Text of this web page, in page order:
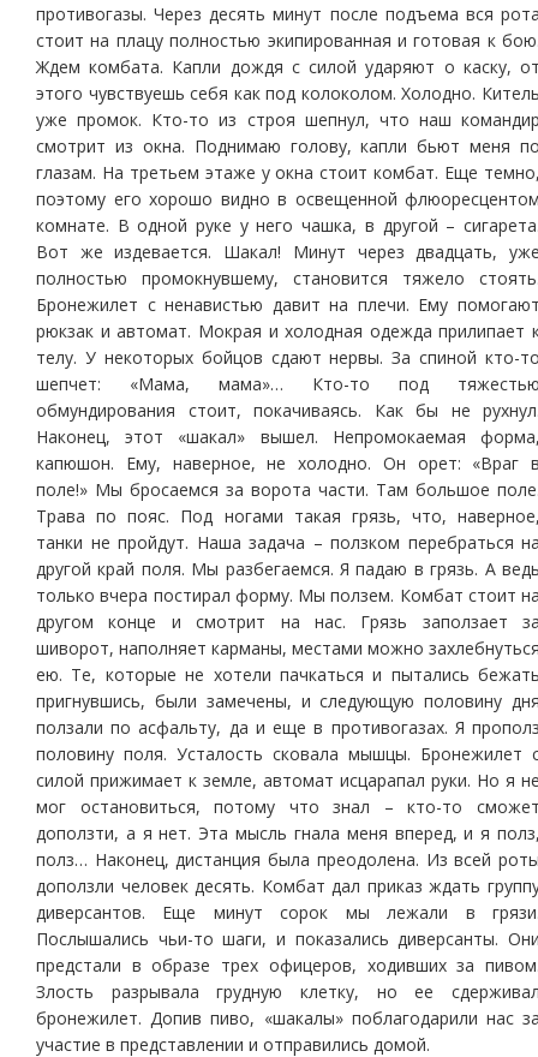
противогазы. Через десять минут после подъема вся
стоит на плацу полностью экипированная и готовая к
Ждем комбата. Капли дождя с силой ударяют о каску,
этого чувствуешь себя как под колоколом. Холодно.
уже промок. Кто-то из строя шепнул, что наш
смотрит из окна. Поднимаю голову, капли бьют меня
глазам. На третьем этаже у окна стоит комбат. Еще
поэтому его хорошо видно в освещенной
комнате. В одной руке у него чашка, в другой –
Вот же издевается. Шакал! Минут через двадцать,
полностью промокнувшему, становится тяжело
Бронежилет с ненавистью давит на плечи. Ему
рюкзак и автомат. Мокрая и холодная одежда прилипает
телу. У некоторых бойцов сдают нервы. За спиной кто-
шепчет: «Мама, мама»… Кто-то под
обмундирования стоит, покачиваясь. Как бы не
Наконец, этот «шакал» вышел. Непромокаемая
капюшон. Ему, наверное, не холодно. Он орет: «Враг
поле!» Мы бросаемся за ворота части. Там большое
Трава по пояс. Под ногами такая грязь, что,
танки не пройдут. Наша задача – ползком перебраться
другой край поля. Мы разбегаемся. Я падаю в грязь. А
только вчера постирал форму. Мы ползем. Комбат стоит
другом конце и смотрит на нас. Грязь заползает
шиворот, наполняет карманы, местами можно
ею. Те, которые не хотели пачкаться и пытались
пригнувшись, были замечены, и следующую половину
ползали по асфальту, да и еще в противогазах. Я
половину поля. Усталость сковала мышцы. Бронежилет
силой прижимает к земле, автомат исцарапал руки. Но я
мог остановиться, потому что знал – кто-то
доползти, а я нет. Эта мысль гнала меня вперед, и я
полз… Наконец, дистанция была преодолена. Из всей
доползли человек десять. Комбат дал приказ ждать
диверсантов. Еще минут сорок мы лежали в
Послышались чьи-то шаги, и показались диверсанты.
предстали в образе трех офицеров, ходивших за
Злость разрывала грудную клетку, но ее
бронежилет. Допив пиво, «шакалы» поблагодарили нас
участие в представлении и отправились домой.